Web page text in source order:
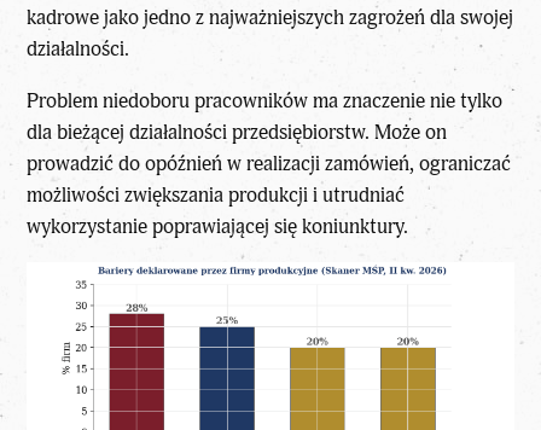
kadrowe jako jedno z najważniejszych zagrożeń dla swojej
działalności.
Problem niedoboru pracowników ma znaczenie nie tylko
dla bieżącej działalności przedsiębiorstw. Może on
prowadzić do opóźnień w realizacji zamówień, ograniczać
możliwości zwiększania produkcji i utrudniać
wykorzystanie poprawiającej się koniunktury.